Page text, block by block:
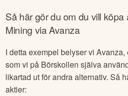
Så här gör du om du vill köpa
Mining via Avanza
I detta exempel belyser vi
som vi på Börskollen själva
likartad ut för andra alternativ. Så
aktier: